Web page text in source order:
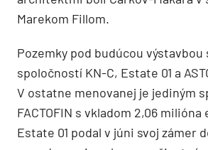
Marekom Fillom.
Pozemky pod budúcou
spoločností KN-C, Estate 01 a
V ostatne menovanej je jediným
FACTOFIN s vkladom 2,06
Estate 01 podal v júni svoj zámer